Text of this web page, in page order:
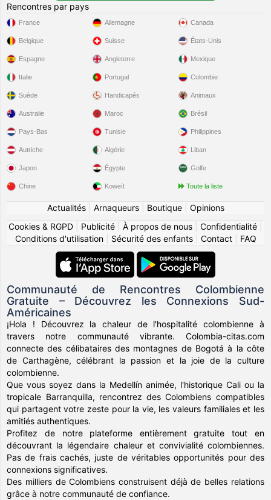
Rencontres par pays
France
Belgique
Espagne
Italie
Suède
Allemagne
Suisse
Angleterre
Portugal
Handicapés
Canada
États-Unis
Mexique
Colombie
Animaux
Australie
Pays-Bas
Autriche
Japon
Chine
Maroc
Tunisie
Algérie
Égypte
Koweït
Brésil
Philippines
Liban
Golfe
Toute la liste
Actualités| Arnaqueurs| Boutique| Opinions
Cookies & RGPD
Publicité À propos de nous Confidentialité
Conditions d'utilisation| Sécurité des enfants| Contact| FAQ
Communauté de Rencontres Colombienne
Gratuite – Découvrez les Connexions Sud-
Américaines
¡Hola ! Découvrez la chaleur de l'hospitalité colombienne à
travers notre communauté vibrante. Colombia-citas.com
connecte des célibataires des montagnes de Bogotá à la côte
de Carthagène, célébrant la passion et la joie de la culture
colombienne.
Que vous soyez dans la Medellín animée, l'historique Cali ou la
tropicale Barranquilla, rencontrez des Colombiens compatibles
qui partagent votre zeste pour la vie, les valeurs familiales et les
amitiés authentiques.
Profitez de notre plateforme entièrement gratuite tout en
découvrant la légendaire chaleur et convivialité colombiennes.
Pas de frais cachés, juste de véritables opportunités pour des
connexions significatives.
Des milliers de Colombiens construisent déjà de belles relations
grâce à notre communauté de confiance.